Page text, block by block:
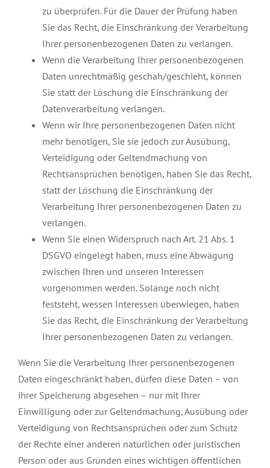
zu überprüfen. Für die Dauer der Prüfung haben
Sie das Recht, die Einschränkung der Verarbeitung
Ihrer personenbezogenen Daten zu verlangen.
Wenn die Verarbeitung Ihrer personenbezogenen
Daten unrechtmäßig geschah/geschieht, können
Sie statt der Löschung die Einschränkung der
Datenverarbeitung verlangen.
Wenn wir Ihre personenbezogenen Daten nicht
mehr benötigen, Sie sie jedoch zur Ausübung,
Verteidigung oder Geltendmachung von
Rechtsansprüchen benötigen, haben Sie das Recht,
statt der Löschung die Einschränkung der
Verarbeitung Ihrer personenbezogenen Daten zu
verlangen.
Wenn Sie einen Widerspruch nach Art. 21 Abs. 1
DSGVO eingelegt haben, muss eine Abwägung
zwischen Ihren und unseren Interessen
vorgenommen werden. Solange noch nicht
feststeht, wessen Interessen überwiegen, haben
Sie das Recht, die Einschränkung der Verarbeitung
Ihrer personenbezogenen Daten zu verlangen.
Wenn Sie die Verarbeitung Ihrer personenbezogenen
Daten eingeschränkt haben, dürfen diese Daten – von
ihrer Speicherung abgesehen – nur mit Ihrer
Einwilligung oder zur Geltendmachung, Ausübung oder
Verteidigung von Rechtsansprüchen oder zum Schutz
der Rechte einer anderen natürlichen oder juristischen
Person oder aus Gründen eines wichtigen öffentlichen